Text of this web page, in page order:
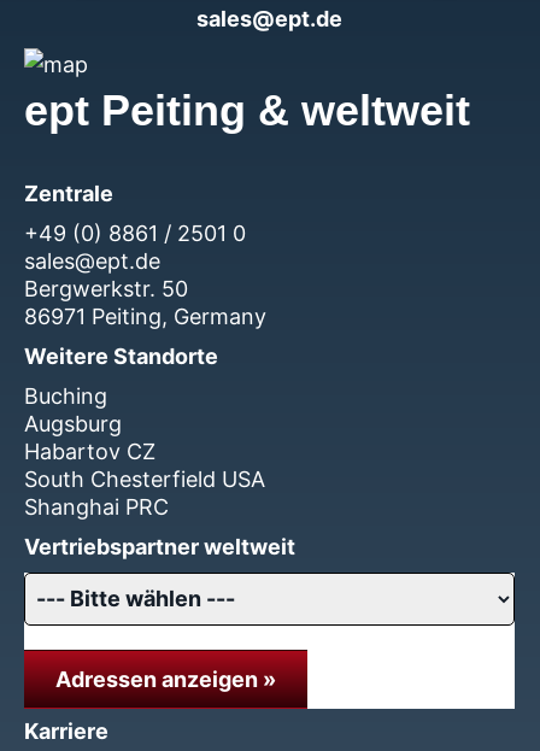
sales@ept.de
ept Peiting & weltweit
Zentrale
+49 (0) 8861 / 2501 0
sales@ept.de
Bergwerkstr. 50
86971 Peiting, Germany
Weitere Standorte
Buching
Augsburg
Habartov CZ
South Chesterfield USA
Shanghai PRC
Vertriebspartner weltweit
Adressen anzeigen »
Karriere